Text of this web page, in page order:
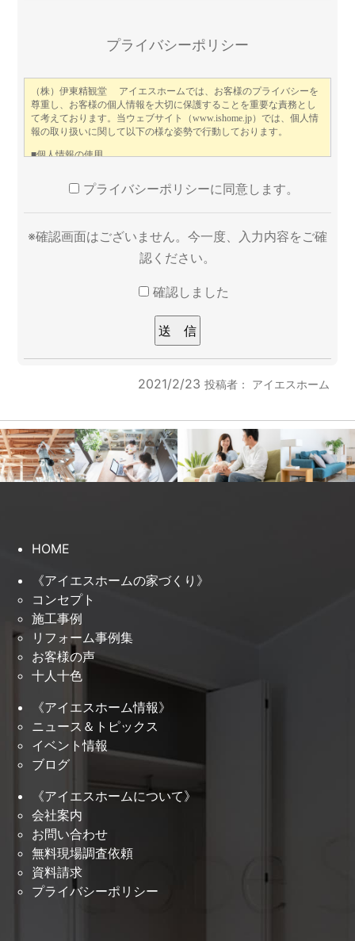
プライバシーポリシー
プライバシーポリシーに同意します。
※確認画面はございません。今一度、入力内容をご確
認ください。
確認しました
2021/2/23 投稿者： アイエスホーム
HOME
《アイエスホームの家づくり》
コンセプト
施工事例
リフォーム事例集
お客様の声
十人十色
《アイエスホーム情報》
ニュース＆トピックス
イベント情報
ブログ
《アイエスホームについて》
会社案内
お問い合わせ
無料現場調査依頼
資料請求
プライバシーポリシー